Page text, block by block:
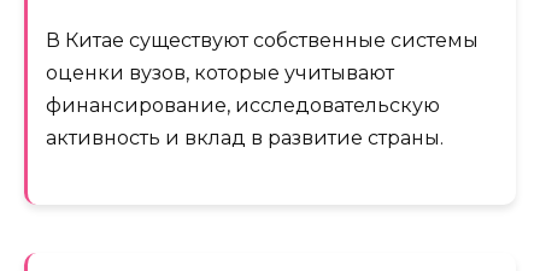
В Китае существуют собственные системы
оценки вузов, которые учитывают
финансирование, исследовательскую
активность и вклад в развитие страны.